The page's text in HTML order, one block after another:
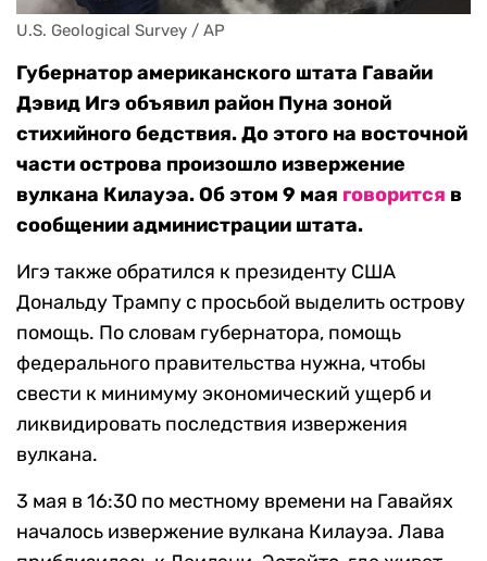
U.S. Geological Survey / AP
Губернатор американского штата Гавайи
Дэвид Игэ объявил район Пуна зоной
стихийного бедствия. До этого на восточной
части острова произошло извержение
вулкана Килауэа. Об этом 9 мая говорится в
сообщении администрации штата.
Игэ также обратился к президенту США
Дональду Трампу с просьбой выделить острову
помощь. По словам губернатора, помощь
федерального правительства нужна, чтобы
свести к минимуму экономический ущерб и
ликвидировать последствия извержения
вулкана.
3 мая в 16:30 по местному времени на Гавайях
началось извержение вулкана Килауэа. Лава